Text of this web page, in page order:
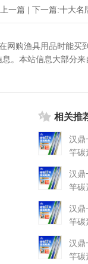
上一篇 | 下一篇:
购渔具用品时能买
。本站信息大部分
相关推
汉鼎
竿碳
汉鼎
竿碳
汉鼎
竿碳
汉鼎
竿碳